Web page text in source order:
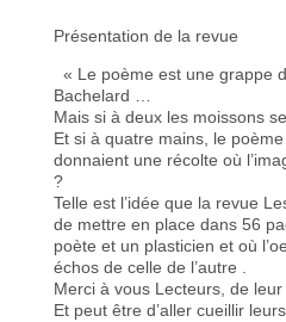
Présentation de la revue
« Le poème est une grappe
Bachelard …
Mais si à deux les moissons
Et si à quatre mains, le
donnaient une récolte où
?
Telle est l’idée que la revue
de mettre en place dans 56
poète et un plasticien et où
échos de celle de l’autre .
Merci à vous Lecteurs, de
Et peut être d’aller cueillir